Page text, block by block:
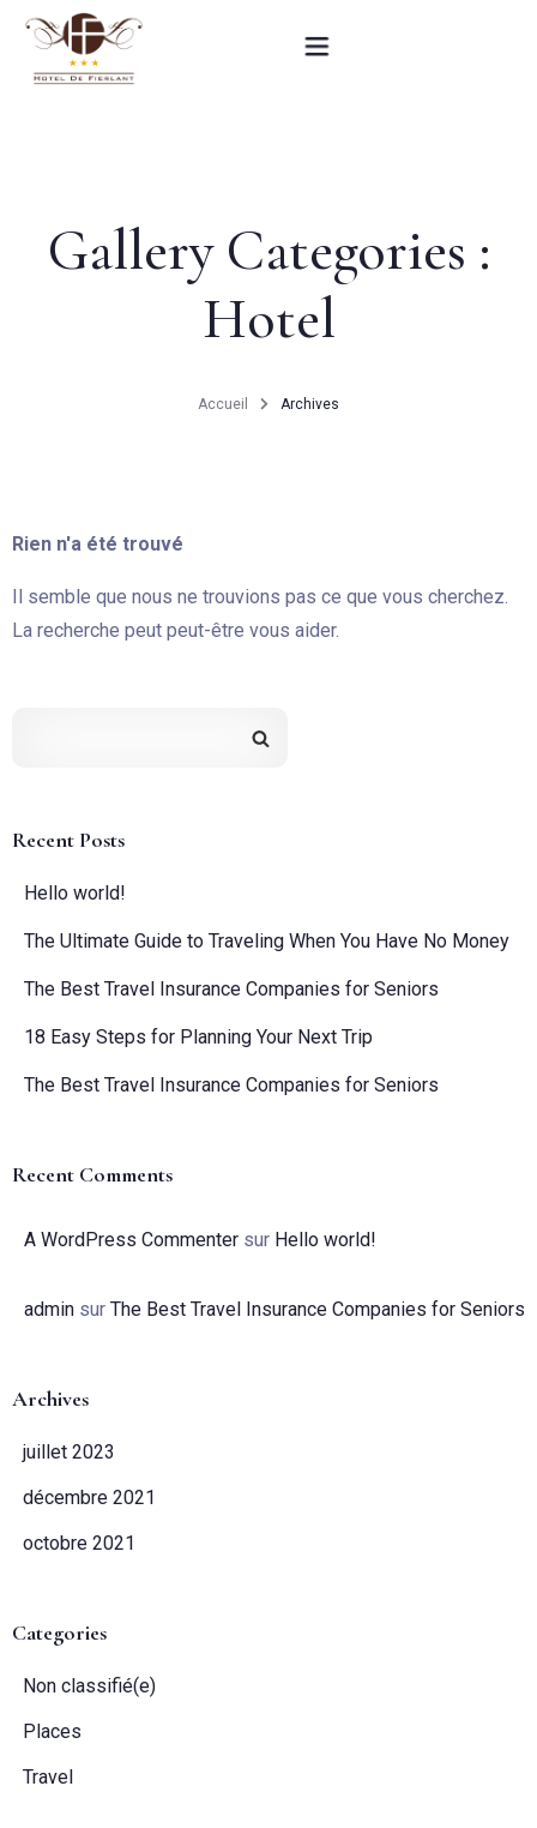
Informations pratiques
Contact
English
Gallery Categories :
Hotel
Accueil Archives
Rien n'a été trouvé
Il semble que nous ne trouvions pas ce que vous cherchez.
La recherche peut peut-être vous aider.
Recent Posts
Hello world!
The Ultimate Guide to Traveling When You Have No Money
The Best Travel Insurance Companies for Seniors
18 Easy Steps for Planning Your Next Trip
The Best Travel Insurance Companies for Seniors
Recent Comments
A WordPress Commenter sur Hello world!
admin sur The Best Travel Insurance Companies for Seniors
Archives
juillet 2023
décembre 2021
octobre 2021
Categories
Non classifié(e)
Places
Travel
Arrivée